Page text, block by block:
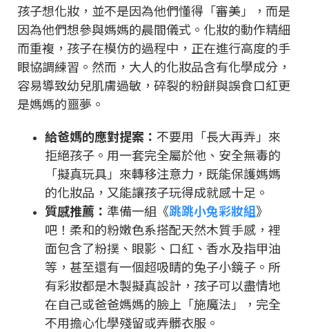
孩子想化妝，並不是因為他們懂得「審美」，而是
因為他們想參與媽媽的晨間儀式。化妝的動作精細
而重複，孩子在模仿的過程中，正在進行高度的手
眼協調練習。然而，大人的化妝品含有化學成分，
容易導致幼兒肌膚過敏，碎裂的粉餅與誤食口紅更
是媽媽的噩夢。
給爸媽的應對提案： 不要用「長大再弄」來
拒絕孩子。用一套完全屬於他、安全無毒的
「擬真玩具」來轉移注意力，既能保護媽媽
的化妝品，又能讓孩子玩得成就感十足。
質感推薦： 準備一組《跳跳小兔彩妝組》
吧！柔和的粉嫩色系搭配天然木質手感，裡
面包含了粉撲、眼影、口紅、香水及指甲油
等，甚至還有一個超吸睛的兔子小鏡子。所
有彩妝都是木製擬真設計，孩子可以盡情地
在自己或爸爸媽媽的臉上「施魔法」，完全
不用擔心化學殘留或弄髒衣服。